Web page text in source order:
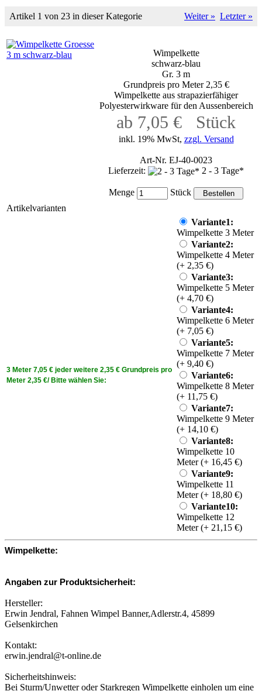
Artikel 1 von 23 in dieser Kategorie Weiter » Letzter »
Wimpelkette
schwarz-blau
Gr. 3 m
Grundpreis pro Meter 2,35 €
Wimpelkette aus strapazierfähiger
Polyesterwirkware für den Aussenbereich
ab 7,05 € Stück
inkl. 19% MwSt, zzgl. Versand
Art-Nr. EJ-40-0023
Lieferzeit:
2 - 3 Tage*
Menge
Stück
Artikelvarianten
3 Meter 7,05 € jeder weitere 2,35 € Grundpreis pro
Meter 2,35 €/ Bitte wählen Sie:
Variante1:
Wimpelkette 3 Meter
Variante2:
Wimpelkette 4 Meter
(+ 2,35 €)
Variante3:
Wimpelkette 5 Meter
(+ 4,70 €)
Variante4:
Wimpelkette 6 Meter
(+ 7,05 €)
Variante5:
Wimpelkette 7 Meter
(+ 9,40 €)
Variante6:
Wimpelkette 8 Meter
(+ 11,75 €)
Variante7:
Wimpelkette 9 Meter
(+ 14,10 €)
Variante8:
Wimpelkette 10
Meter (+ 16,45 €)
Variante9:
Wimpelkette 11
Meter (+ 18,80 €)
Variante10:
Wimpelkette 12
Meter (+ 21,15 €)
Wimpelkette:
Angaben zur Produktsicherheit:
Hersteller:
Erwin Jendral, Fahnen Wimpel Banner,Adlerstr.4, 45899
Gelsenkirchen
Kontakt:
erwin.jendral@t-online.de
Sicherheitshinweis:
Bei Sturm/Unwetter oder Starkregen Wimpelkette einholen um eine